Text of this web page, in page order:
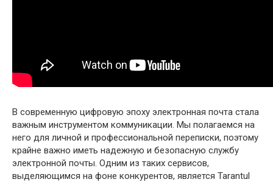
В современную цифровую эпоху электронная почта стала
важным инструментом коммуникации. Мы полагаемся на
него для личной и профессиональной переписки, поэтому
крайне важно иметь надежную и безопасную службу
электронной почты. Одним из таких сервисов,
выделяющимся на фоне конкурентов, является Tarantul